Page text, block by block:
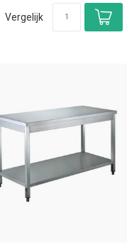
Vergelijk